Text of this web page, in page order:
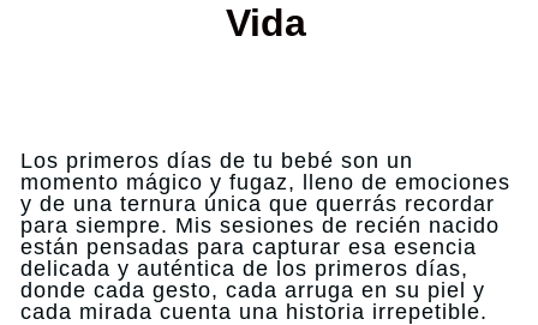
Vida
Los primeros días de tu bebé son un
momento mágico y fugaz, lleno de emociones
y de una ternura única que querrás recordar
para siempre. Mis sesiones de recién nacido
están pensadas para capturar esa esencia
delicada y auténtica de los primeros días,
donde cada gesto, cada arruga en su piel y
cada mirada cuenta una historia irrepetible.